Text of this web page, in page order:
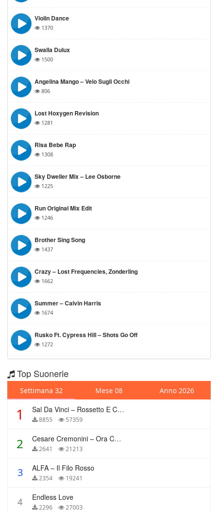
Violin Dance
1370
Swalla Dulux
1500
Angelina Mango – Velo Sugli Occhi
806
Lost Hoxygen Revision
1281
Risa Bebe Rap
1308
Sky Dweller Mix – Lee Osborne
1225
Run Original Mix Edit
1246
Brother Sing Song
1437
Crazy – Lost Frequencies, Zonderling
1662
Summer – Calvin Harris
1674
Rusko Ft. Cypress Hill – Shots Go Off
1272
Top Suonerie
Settimana 32 Mese 08 Anno 2026
1 Sal Da Vinci – Rossetto E Caffè
8855 57359
2 Cesare Cremonini – Ora Che Non Ho Più Te
2641 21213
3 ALFA – Il Filo Rosso
2354 19241
4 Endless Love
2296 27003